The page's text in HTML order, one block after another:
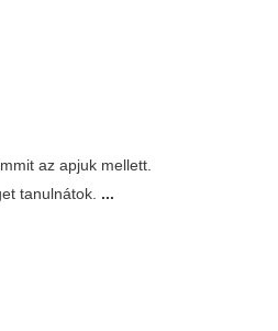
az apjuk mellett.
tanulnátok. ...